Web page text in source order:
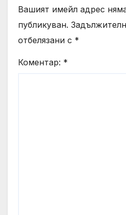
Вашият имейл адрес
публикуван.
отбелязани с *
Коментар: *